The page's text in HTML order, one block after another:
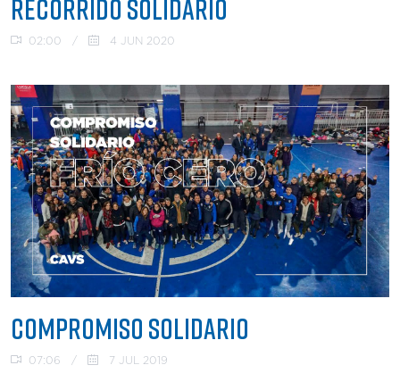
RECORRIDO SOLIDARIO
02:00 / 4 JUN 2020
COMPROMISO SOLIDARIO
07:06 / 7 JUL 2019